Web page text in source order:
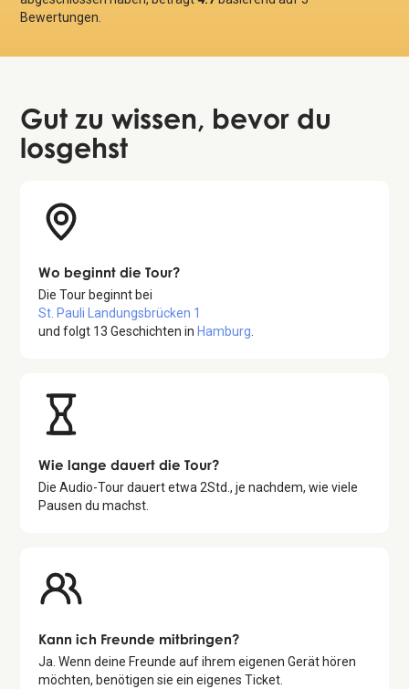
Bewertungen.
Gut zu wissen, bevor du
losgehst
Wo beginnt die Tour?
Die Tour beginnt bei
St. Pauli Landungsbrücken 1
und folgt 13 Geschichten in Hamburg
Wie lange dauert die Tour?
Die Audio-Tour dauert etwa2Std., je nachdem, wie viele
Pausen du machst.
Kann ich Freunde mitbringen?
Ja. Wenn deine Freunde auf ihrem eigenen Gerät hören
möchten, benötigen sie ein eigenes Ticket.